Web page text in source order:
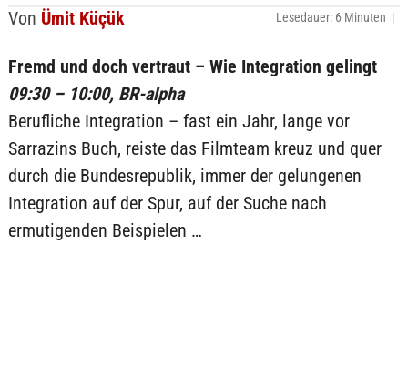
Von Ümit Küçük
Lesedauer: 6 Minuten |
Fremd und doch vertraut – Wie Integration gelingt
09:30 – 10:00, BR-alpha
Berufliche Integration – fast ein Jahr, lange vor
Sarrazins Buch, reiste das Filmteam kreuz und quer
durch die Bundesrepublik, immer der gelungenen
Integration auf der Spur, auf der Suche nach
ermutigenden Beispielen …